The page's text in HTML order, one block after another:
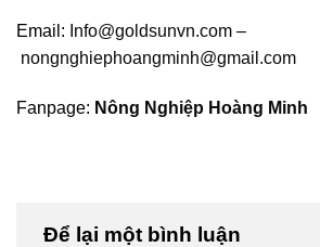
Email: Info@goldsunvn.com –
nongnghiephoangminh@gmail.com
Fanpage: Nông Nghiệp Hoàng Minh
Để lại một bình luận